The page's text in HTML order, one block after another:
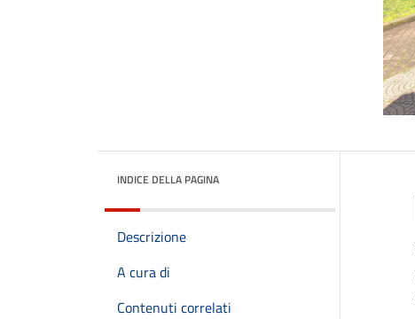
INDICE DELLA PAGINA
Descrizione
A cura di
Contenuti correlati